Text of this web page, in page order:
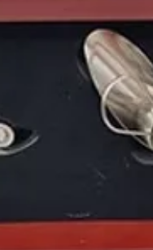
Por otra parte, en el
esperaba poder
había dejado el
selección española
pasar hasta la fase
selección belga la
se
color del dinero
Futura,Toreros